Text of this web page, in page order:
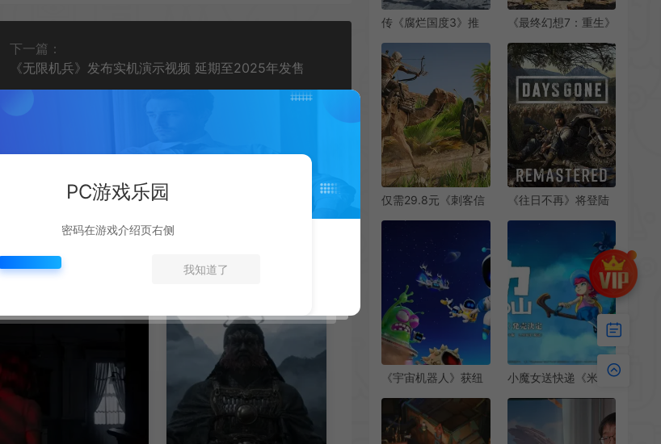
下一篇：
《无限机兵》发布实机演示视频 延期至2025年发售
传《腐烂国度3》推
年竞争激烈
《最终幻想7：重生》
界游戏中获取灵感
仅需29.8元《刺客信
《往日不再》将登陆
《宇宙机器人》获纽
小魔女送快递《米卡
2025年3月登陆PS5
PC游戏乐园
密码在游戏介绍页右侧
我知道了